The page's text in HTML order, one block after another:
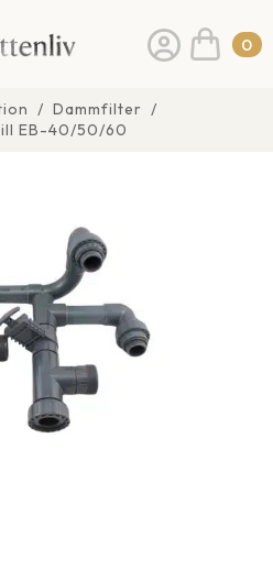
0
Dammfilter
EB-40/50/60